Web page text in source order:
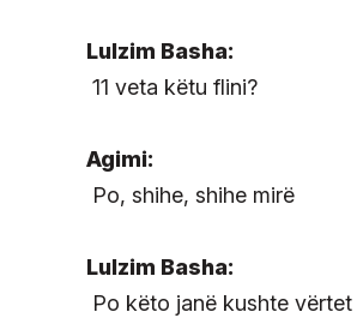
Lulzim Basha:
11 veta këtu flini?
Agimi:
Po, shihe, shihe mirë
Lulzim Basha:
Po këto janë kushte